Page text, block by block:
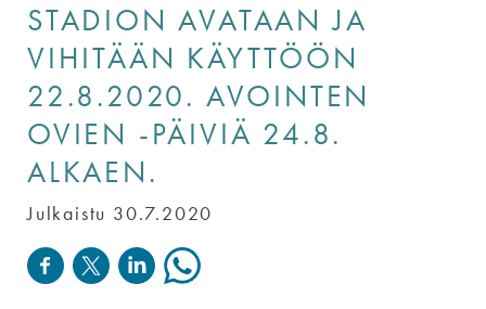
STADION AVATAAN JA
VIHITÄÄN KÄYTTÖÖN
22.8.2020. AVOINTEN
OVIEN -PÄIVIÄ 24.8.
ALKAEN.
Julkaistu 30.7.2020